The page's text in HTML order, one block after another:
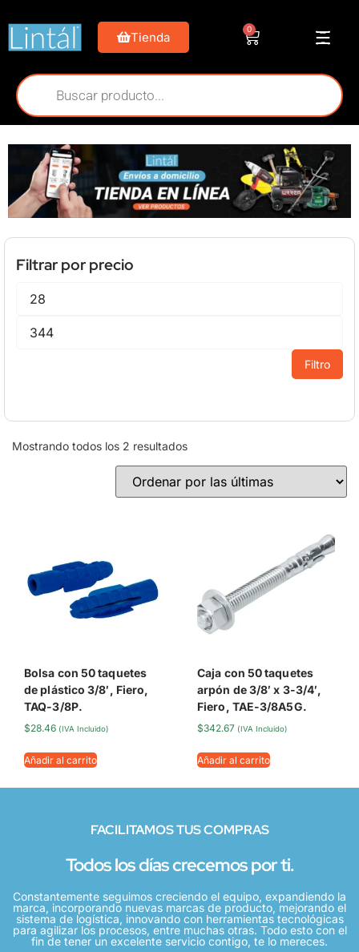
Tienda
0
Filtrar por precio
Filtro
Mostrando todos los 2 resultados
Bolsa con 50 taquetes
de plástico 3/8′, Fiero,
TAQ-3/8P.
$28.46 (IVA Incluido)
Añadir al carrito
Caja con 50 taquetes
arpón de 3/8′ x 3-3/4′,
Fiero, TAE-3/8A5G.
$342.67 (IVA Incluido)
Añadir al carrito
FACILITAMOS TUS COMPRAS
Todos los días crecemos por ti.
Constantemente seguimos creciendo el equipo, expandiendo la
marca, incorporando nuevas marcas de producto, mejorando el
sistema de logística, innovando con herramientas tecnológicas
para agilizar los procesos, entre muchas otras. Todo esto con el
fin de tener un excelente servicio contigo, te lo mereces.